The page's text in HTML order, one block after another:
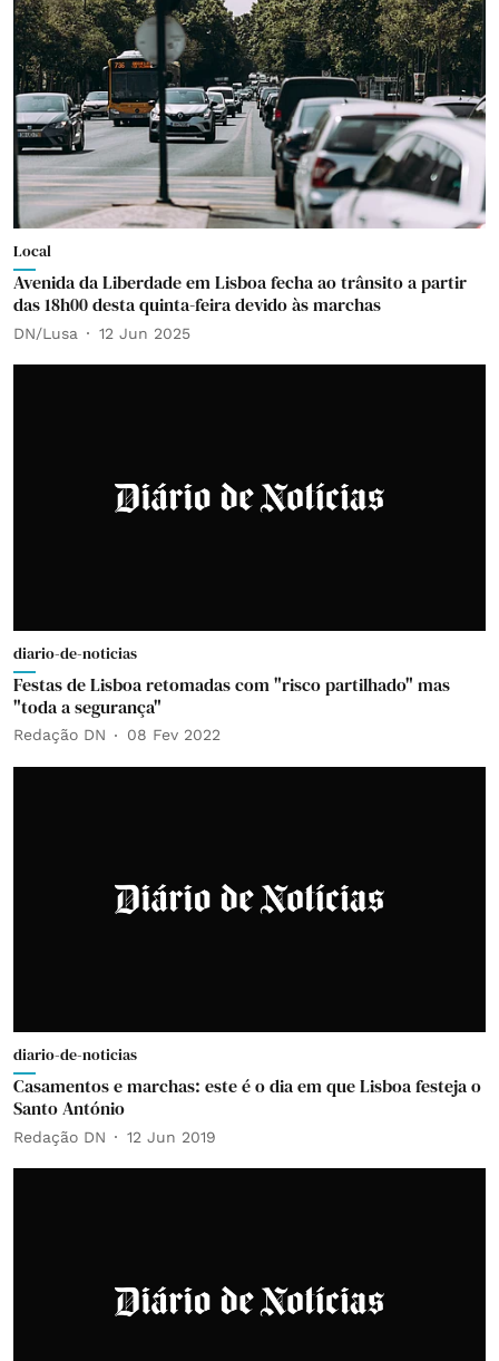
Local
Avenida da Liberdade em Lisboa fecha ao trânsito a partir
das 18h00 desta quinta-feira devido às marchas
DN/Lusa 12 Jun 2025
diario-de-noticias
Festas de Lisboa retomadas com "risco partilhado" mas
"toda a segurança"
Redação DN 08 Fev 2022
diario-de-noticias
Casamentos e marchas: este é o dia em que Lisboa festeja o
Santo António
Redação DN 12 Jun 2019